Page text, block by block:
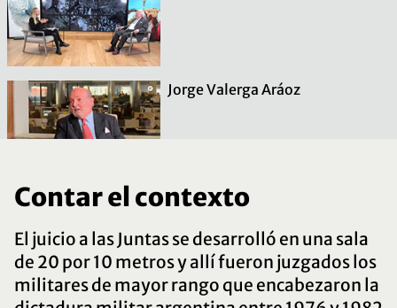
Jorge Valerga Aráoz
León Carlos Arslanian
Ricardo Gil Lavedra
Contar el contexto
El juicio a las Juntas se desarrolló en una sala
de 20 por 10 metros y allí fueron juzgados los
militares de mayor rango que encabezaron la